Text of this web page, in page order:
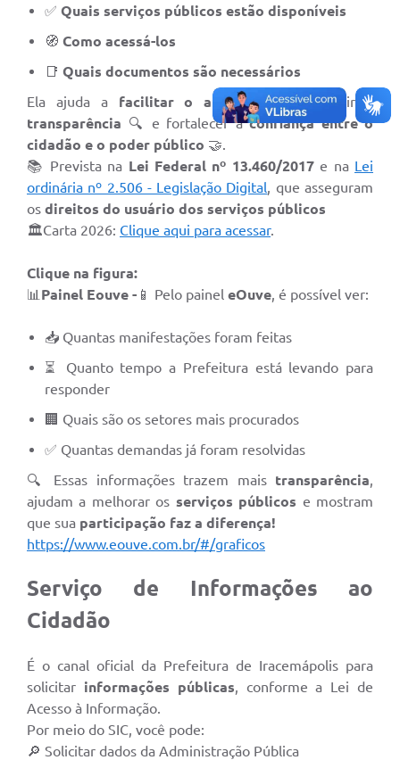
✅ Quais serviços públicos estão disponíveis
🧭 Como acessá-los
📑 Quais documentos são necessários
Ela ajuda a facilitar o atendimento, garantir a
transparência 🔍 e fortalecer aconfiança entre o
cidadão e o poder público 🤝.
📚 Prevista na Lei Federal nº 13.460/2017e na Lei
ordinária nº 2.506 - Legislação Digital, que asseguram
os direitos do usuário dos serviços públicos
🏛️Carta 2026: Clique aqui para acessar.
Clique na figura:
📊 Painel Eouve - 📱 Pelo painel eOuve, é possível ver:
📥 Quantas manifestações foram feitas
⏳ Quanto tempo a Prefeitura está levando para
responder
🏢 Quais são os setores mais procurados
✅ Quantas demandas já foram resolvidas
🔍 Essas informações trazem mais transparência,
ajudam a melhorar os serviços públicos e mostram
que sua participação faz a diferença!
https://www.eouve.com.br/#/graficos
Serviço de Informações ao
Cidadão
É o canal oficial da Prefeitura de Iracemápolis para
solicitar informações públicas, conforme a Lei de
Acesso à Informação.
Por meio do SIC, você pode:
🔎 Solicitar dados da Administração Pública